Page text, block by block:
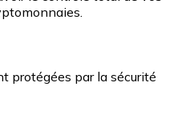
protégées par la sécurité